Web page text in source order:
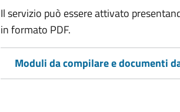
Il servizio può essere attivato
in formato PDF.
Moduli da compilare e documenti